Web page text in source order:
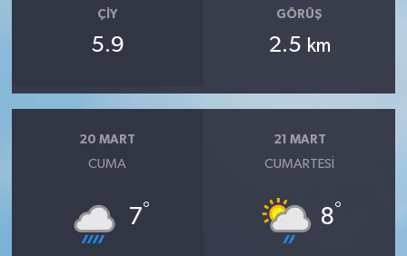
ÇIY
5.9
GÖRÜŞ
2.5 km
20 MART
CUMA
7°
21 MART
CUMARTESI
8°